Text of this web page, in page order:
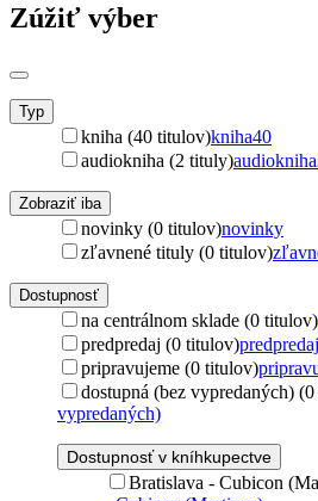
Zúžiť výber
Typ
kniha (40 titulov)kniha40
audiokniha (2 tituly)audiokniha
Zobraziť iba
novinky (0 titulov)novinky
zľavnené tituly (0 titulov)
Dostupnosť
na centrálnom sklade (0 titulov)
predpredaj (0 titulov)predpredaj
pripravujeme (0 titulov)
dostupná (bez vypredaných)
vypredaných)
Dostupnosť v kníhkupectve
Bratislava - Cubicon